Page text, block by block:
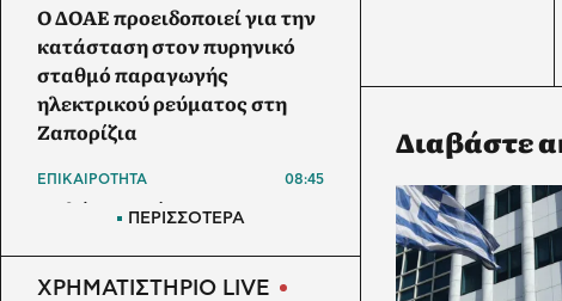
Διαβάστε
Ο ΔΟΑΕ προειδοποιεί για την
κατάσταση στον πυρηνικό
σταθμό παραγωγής
ηλεκτρικού ρεύματος στη
Ζαπορίζια
ΕΠΙΚΑΙΡΟΤΗΤΑ 08:45
Θαλάσσια ρύπανση στη
πλοίαρχος δεξαμενόπλοιου
ΠΕΡΙΣΣΟΤΕΡΑ
ΧΡΗΜΑΤΙΣΤΗΡΙΟ LIVE